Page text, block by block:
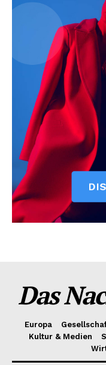
Das
Europa
Kultur & Medien